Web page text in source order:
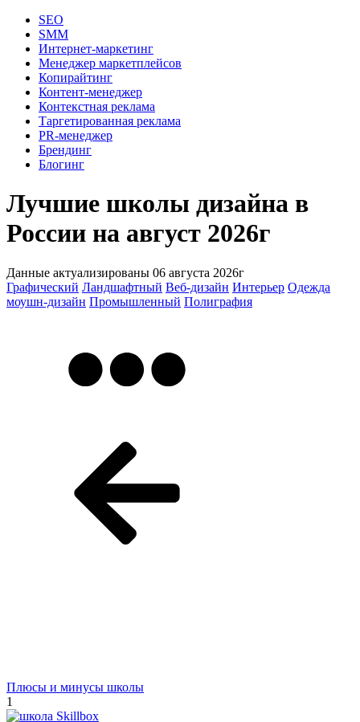
SEO
SMM
Интернет-маркетинг
Менеджер маркетплейсов
Копирайтинг
Контент-менеджер
Контекстная реклама
Таргетированная реклама
PR-менеджер
Брендинг
Блогинг
Лучшие школы дизайна в
России на август 2026г
Данные актуализированы 06 августа 2026г
Графический Ландшафтный Веб-дизайн Интерьер Одежда
моушн-дизайн Промышленный Полиграфия
Плюсы и минусы школы
1